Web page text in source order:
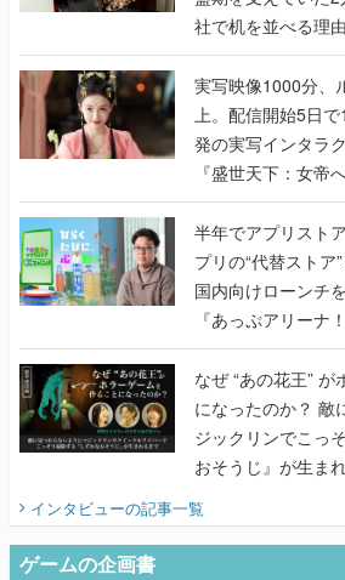
社で机を並べる理
『TATSUJIN
んだレジェンド2
実写映像1000分、
上。配信開始5日
発の実写インタラ
『盛世天下：女帝
うこだわりをプロ
半年でアプリストアをオ
プリの“代替ストア
国内向けローンチ
『あっぷアリーナ
てみた
なぜ “あの花王”
になったのか？ 敵に見つからないようにマ
ジックリンでこっ
おそうじ』が生ま
インタビューの記事一覧
ゲームの企画書